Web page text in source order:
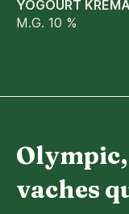
YOGOURT
M.G. 10 %
Olympic,
vaches